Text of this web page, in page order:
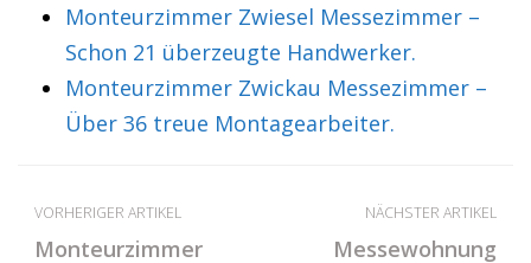
Monteurzimmer Zwiesel Messezimmer –
Schon 21 überzeugte Handwerker.
Monteurzimmer Zwickau Messezimmer –
Über 36 treue Montagearbeiter.
VORHERIGER ARTIKEL
Monteurzimmer
NÄCHSTER ARTIKEL
Messewohnung